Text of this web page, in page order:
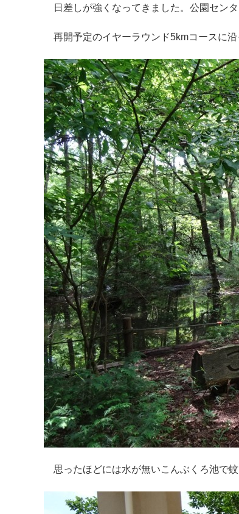
日差しが強くなってきました。公園セン
再開予定のイヤーラウンド5kmコースに沿
思ったほどには水が無いこんぶくろ池で